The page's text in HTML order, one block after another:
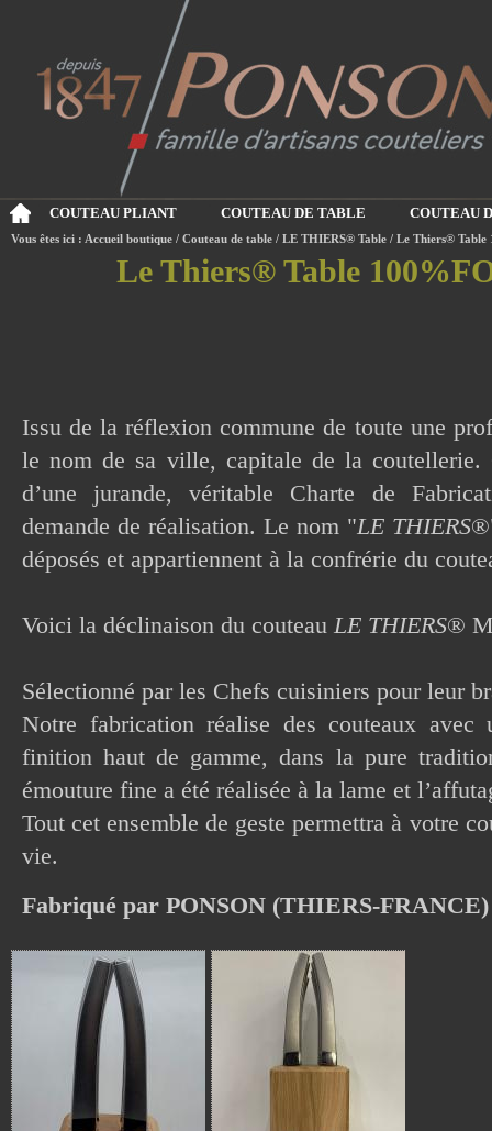
COUTEAU PLIANT COUTEAU DE TABLE COUTEAU
Vous êtes ici : Accueil boutique / Couteau de table / LE THIERS® Table / Le Thiers®
Le Thiers® Table
Issu de la réflexion commune de toute une
le nom de sa ville, capitale de la
d’une jurande, véritable Charte de
demande de réalisation. Le nom "LE THIERS
déposés et appartiennent à la confrérie du
Voici la déclinaison du couteau LE THIERS®
Sélectionné par les Chefs cuisiniers pour leur
Notre fabrication réalise des couteaux avec
finition haut de gamme, dans la pure
émouture fine a été réalisée à la lame et
Tout cet ensemble de geste permettra à votre
vie.
Fabriqué par PONSON (THIERS-FRANCE)